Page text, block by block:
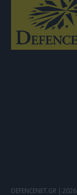
DEFENCENET.GR | 2026